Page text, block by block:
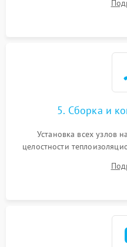
выгоревших реле,
5. Сборка и
Установка всех узлов
целостности
исключить перегрев
Надежная фиксация